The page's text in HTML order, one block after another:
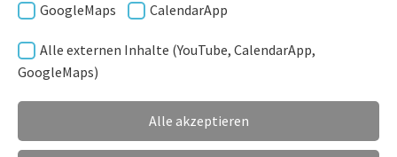
GoogleMaps CalendarApp
Alle externen Inhalte (YouTube, CalendarApp,
GoogleMaps)
Alle akzeptieren
Museum Abodiacum